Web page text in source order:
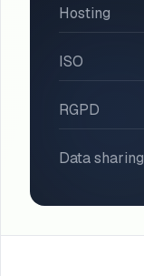
Hosting
ISO
RGPD
Data sharing